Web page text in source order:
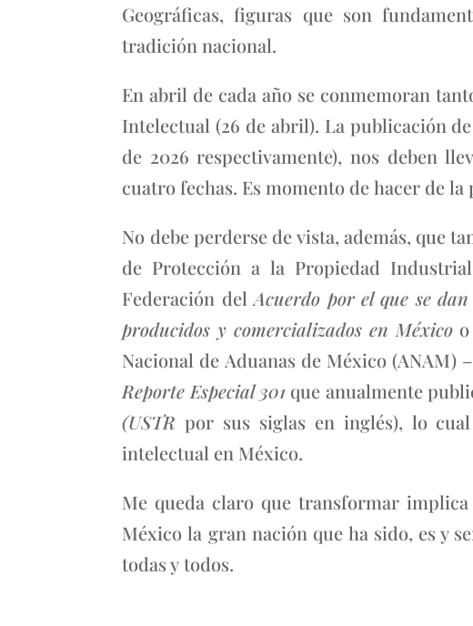
Geográficas, figuras que son
tradición nacional.
En abril de cada año se conmemoran
Intelectual (26 de abril). La publicación
de 2026 respectivamente), nos deben
cuatro fechas. Es momento de hacer de
No debe perderse de vista, además, que
de Protección a la Propiedad
Federación delAcuerdo por el que se
producidos y comercializados en Méxicoo
Nacional de Aduanas de México
Reporte Especial 301 que anualmente
(USTRpor sus siglas en inglés), lo
intelectual en México.
Me queda claro que transformar
México la gran nación que ha sido, es y
todas y todos.